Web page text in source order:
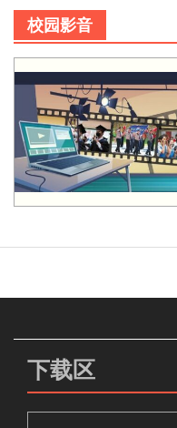
校园影音
下载区